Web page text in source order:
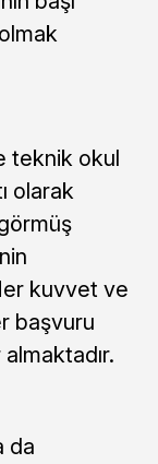
teknik okul
olarak
kuvvet ve
başvuru
almaktadır.
da